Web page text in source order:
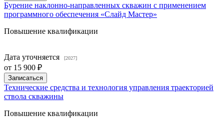
Бурение наклонно-направленных скважин с применением
программного обеспечения «Слайд Мастер»
Повышение квалификации
Дата уточняется [2027]
от 15 900 ₽
Записаться
Технические средства и технология управления траекторией
ствола скважины
Повышение квалификации